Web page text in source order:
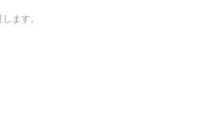
ます。